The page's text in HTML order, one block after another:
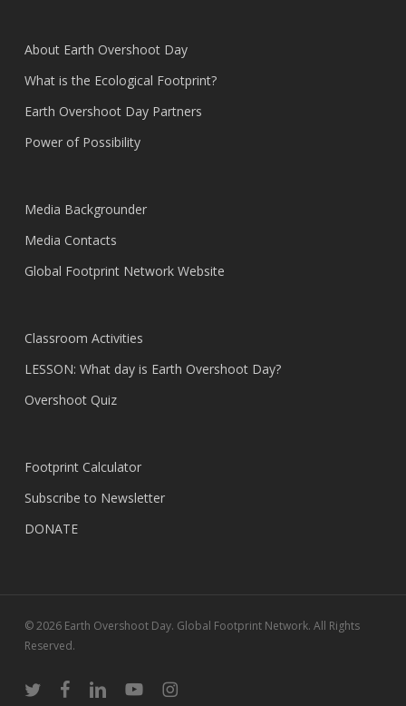
About Earth Overshoot Day
What is the Ecological Footprint?
Earth Overshoot Day Partners
Power of Possibility
Media Backgrounder
Media Contacts
Global Footprint Network Website
Classroom Activities
LESSON: What day is Earth Overshoot Day?
Overshoot Quiz
Footprint Calculator
Subscribe to Newsletter
DONATE
© 2026 Earth Overshoot Day. Global Footprint Network. All Rights
Reserved.
twitter facebooklinkedinyoutubeinstagram